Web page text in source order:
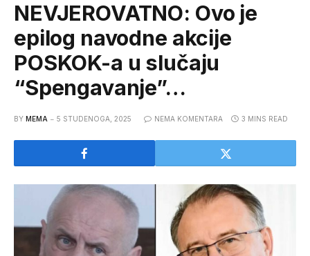
NEVJEROVATNO: Ovo je
epilog navodne akcije
POSKOK-a u slučaju
“Spengavanje”…
BY MEMA 5 STUDENOGA, 2025 NEMA KOMENTARA 3 MINS READ